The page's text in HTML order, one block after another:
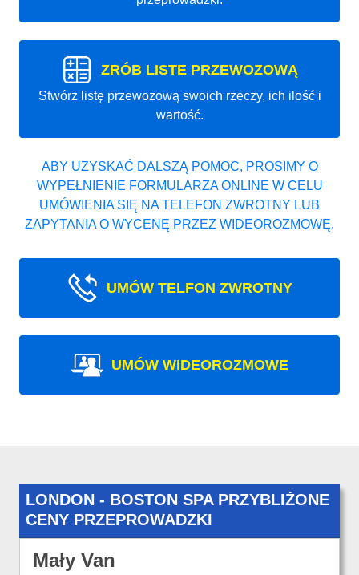
ZRÓB LISTE PRZEWOZOWĄ
Stwórz listę przewozową swoich rzeczy, ich ilość i
wartość.
ABY UZYSKAĆ DALSZĄ POMOC, PROSIMY O
WYPEŁNIENIE FORMULARZA ONLINE W CELU
UMÓWIENIA SIĘ NA TELEFON ZWROTNY LUB
ZAPYTANIA O WYCENĘ PRZEZ WIDEOROZMOWĘ.
UMÓW TELFON ZWROTNY
UMÓW WIDEOROZMOWE
LONDON - BOSTON SPA PRZYBLIŻONE
CENY PRZEPROWADZKI
Mały Van